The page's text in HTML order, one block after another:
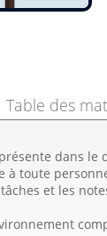
dans
à toute
et les
Table des